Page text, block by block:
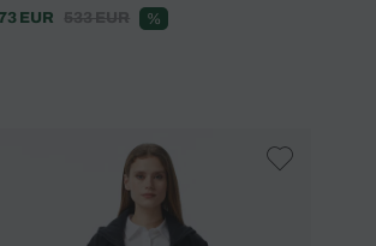
EUR
533 EUR %